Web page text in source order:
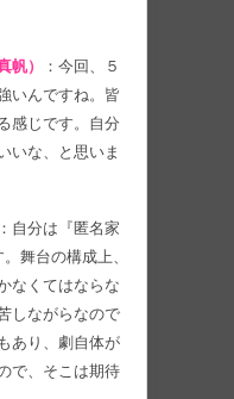
帆）
：今回、５
いんですね。皆
感じです。自分
いな、と思いま
：自分は『匿名家
舞台の構成上、
なくてはならな
しながらなので
あり、劇自体が
で、そこは期待